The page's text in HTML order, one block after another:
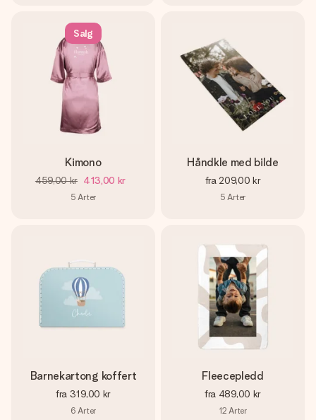
Salg
Kimono
459,00 kr 413,00 kr
5 Arter
Håndkle med bilde
fra 209,00 kr
5 Arter
Barnekartong koffert
fra 319,00 kr
6 Arter
Fleecepledd
fra 489,00 kr
12 Arter